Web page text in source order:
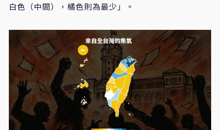
白色（中間），橘色則為最少」。